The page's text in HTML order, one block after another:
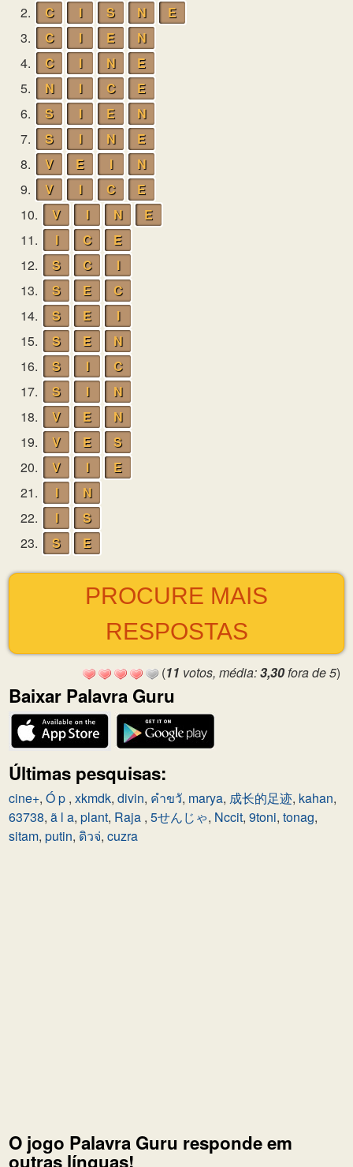
2.
C I S N
E
3.
C I E
N
4.
C I N
E
5.
N I C
E
6.
S I E
N
7.
S I N
E
8.
V E I
N
9.
V I C
E
10.
V I N
E
11.
I C
E
12.
S C
I
13.
S E
C
14.
S E
I
15.
S E
N
16.
S I
C
17.
S I
N
18.
V E
N
19.
V E
S
20.
V I
E
21.
I
N
22.
I
S
23.
S E
PROCURE MAIS
RESPOSTAS
(11 votos, média:3,30fora de 5)
Baixar Palavra Guru
Últimas pesquisas:
cine+, Ó p , xkmdk, divin, คำขวั, marya, 成长的足迹, kahan,
63738, ã l a, plant, Raja , 5せんじゃ, Nccit, 9toni, tonag,
sitam, putin, ดิวจ่, cuzra
O jogo Palavra Guru responde em
outras línguas!